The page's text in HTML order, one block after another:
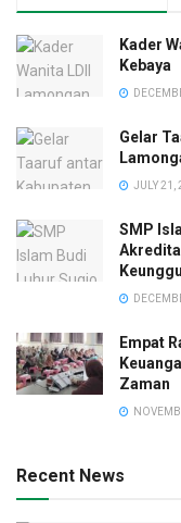
Kader
Kebaya
Gelar
JULY 21,
SMP
Empat
Zaman
Recent News